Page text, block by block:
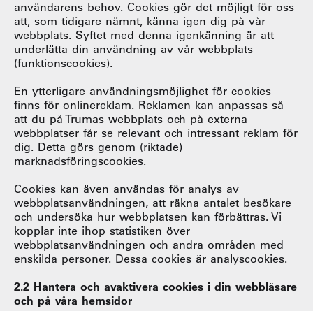
användarens behov. Cookies gör det möjligt för oss
att, som tidigare nämnt, känna igen dig på vår
webbplats. Syftet med denna igenkänning är att
underlätta din användning av vår webbplats
(funktionscookies).
En ytterligare användningsmöjlighet för cookies
finns för onlinereklam. Reklamen kan anpassas så
att du på Trumas webbplats och på externa
webbplatser får se relevant och intressant reklam för
dig. Detta görs genom (riktade)
marknadsföringscookies.
Cookies kan även användas för analys av
webbplatsanvändningen, att räkna antalet besökare
och undersöka hur webbplatsen kan förbättras. Vi
kopplar inte ihop statistiken över
webbplatsanvändningen och andra områden med
enskilda personer. Dessa cookies är analyscookies.
2.2 Hantera och avaktivera cookies i din webbläsare
och på våra hemsidor